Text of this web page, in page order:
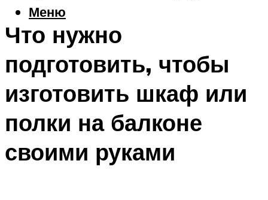
Меню
Что нужно
подготовить, чтобы
изготовить шкаф или
полки на балконе
своими руками